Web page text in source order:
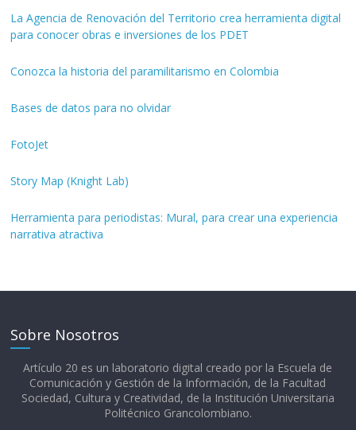
La Agencia de Renovación del Territorio crea herramienta digital
para conocer obras e inversiones de los PDET
Conozca la historia del paramilitarismo en Colombia
Bases de datos para no olvidar
FotoJet
Story Map (Knight Lab)
Herramienta para periodistas: Mural, para crear una experiencia
narrativa atractiva
Sobre Nosotros
Artículo 20 es un laboratorio digital creado por la Escuela de
Comunicación y Gestión de la Información, de la Facultad
Sociedad, Cultura y Creatividad, de la Institución Universitaria
Politécnico Grancolombiano.​